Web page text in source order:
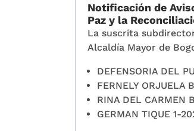
Notificación de
Paz y la
La suscrita
Alcaldía Mayor de
DEFENSORIA DEL
FERNELY ORJUELA
RINA DEL CARMEN
GERMAN TIQUE 1-